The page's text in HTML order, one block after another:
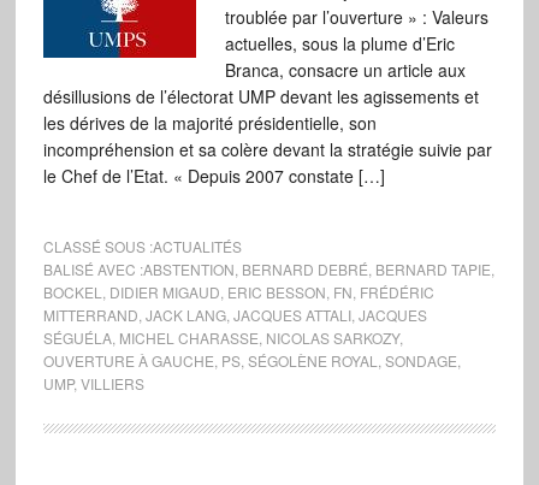
troublée par l’ouverture » : Valeurs
actuelles, sous la plume d’Eric
Branca, consacre un article aux
désillusions de l’électorat UMP devant les agissements et
les dérives de la majorité présidentielle, son
incompréhension et sa colère devant la stratégie suivie par
le Chef de l’Etat. « Depuis 2007 constate […]
CLASSÉ SOUS :ACTUALITÉS
BALISÉ AVEC :ABSTENTION BERNARD DEBRÉ BERNARD TAPIE
BOCKEL
DIDIER MIGAUD ERIC BESSON FN FRÉDÉRIC
MITTERRAND JACK LANG, JACQUES ATTALI, JACQUES
SÉGUÉLA, MICHEL CHARASSE NICOLAS SARKOZY,
OUVERTURE À GAUCHE PS, SÉGOLÈNE ROYAL SONDAGE
UMP, VILLIERS